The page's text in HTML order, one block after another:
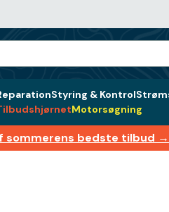
Styring & Kontrol
Motorsøgning
sommerens bedste tilbud →